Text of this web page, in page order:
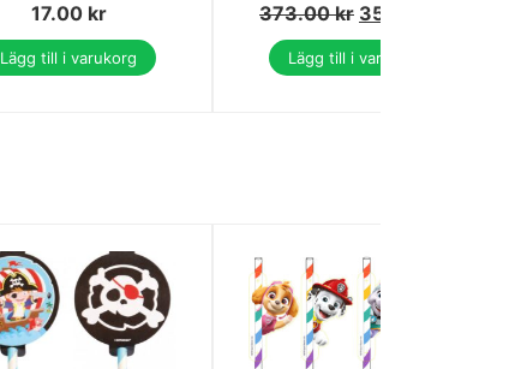
17.00 kr
Lägg till i varukorg
373.00kr 354.00
Lägg till i varukorg